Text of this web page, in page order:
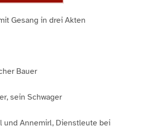
Gesang in drei Akten
Bauer
sein Schwager
und Annemirl, Dienstleute bei